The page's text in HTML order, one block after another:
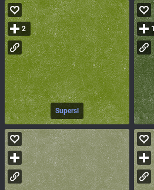
Supersl
2 1